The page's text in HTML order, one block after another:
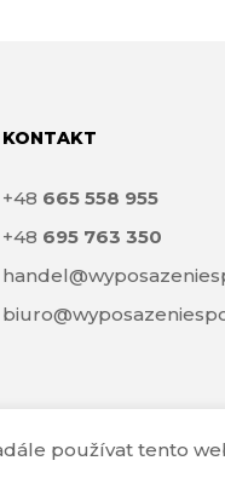
KONTAKT
+48 665 558 955
+48 695 763 350
používat tento